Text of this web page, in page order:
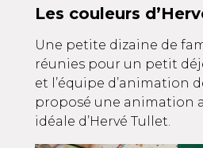
Les couleurs
Une petite dizaine de
réunies pour un petit
et l’équipe d’animation
proposé une animation
idéale d’Hervé Tullet.